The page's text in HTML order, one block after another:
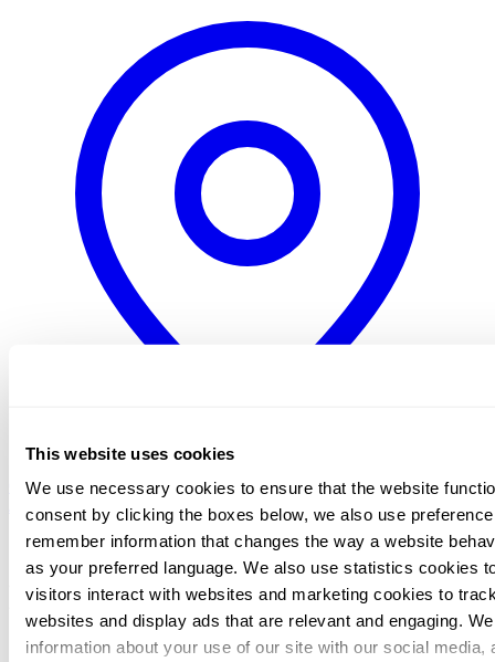
This website uses cookies
We use necessary cookies to ensure that the website
consent by clicking the boxes below, we also use
remember information that changes the way a website
as your preferred language. We also use statistics cookies
visitors interact with websites and marketing cookies to
websites and display ads that are relevant and engaging.
information about your use of our site with our social media,
Global / EnglishSweden / SwedishNorway / NorwegianDenmark
Netherlands / Dutch
Etusivu
Emil Rasmussen
Senior Consultant